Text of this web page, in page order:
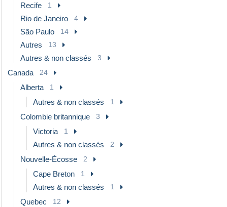
Recife 1
Rio de Janeiro 4
São Paulo 14
Autres 13
Autres & non classés 3
Canada 24
Alberta 1
Autres & non classés 1
Colombie britannique 3
Victoria 1
Autres & non classés 2
Nouvelle-Écosse 2
Cape Breton 1
Autres & non classés 1
Quebec 12